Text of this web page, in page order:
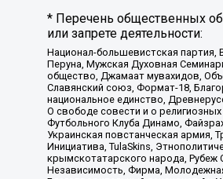
* Перечень общественных
или запрете деятельности:
Национал-большевистская
Перуна, Мужская Духовная
общество, Джамаат мувахидов,
Славянский союз, Формат-18,
национальное единство,
О свободе совести и о
Футбольного Клуба Динамо,
Украинская повстанческая армия,
Инициатива, TulaSkins,
крымскотатарского народа,
Независимость, Фирма,